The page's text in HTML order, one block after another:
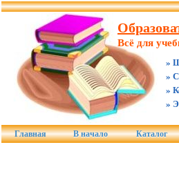
Всё для
»
»
»
»
Главная В начало Каталог